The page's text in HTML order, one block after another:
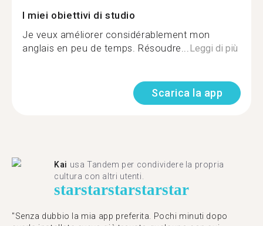
I miei obiettivi di studio
Je veux améliorer considérablement mon
anglais en peu de temps. Résoudre...Leggi di più
Scarica la app
Kai usa Tandem per condividere la propria
cultura con altri utenti.
starstarstarstarstar
"Senza dubbio la mia app preferita. Pochi minuti dopo